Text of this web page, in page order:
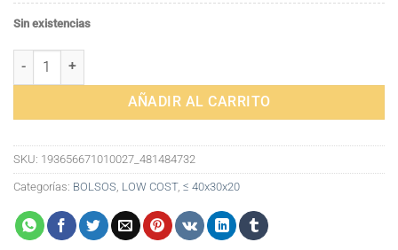
Sin existencias
Bolso Elegante de Mano y Hombro en Cuero PU para Mujer -
AÑADIR AL CARRITO
SKU: 193656671010027_481484732
Categorías: BOLSOS LOW COST, ≤ 40x30x20